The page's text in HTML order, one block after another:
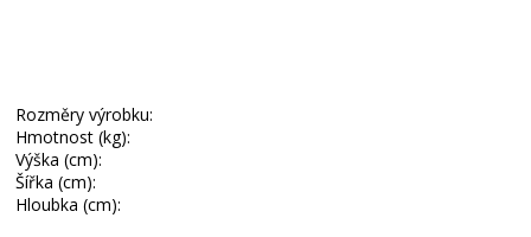
Rozměry výrobku:
Hmotnost (kg):
Výška (cm):
Šířka (cm):
Hloubka (cm):